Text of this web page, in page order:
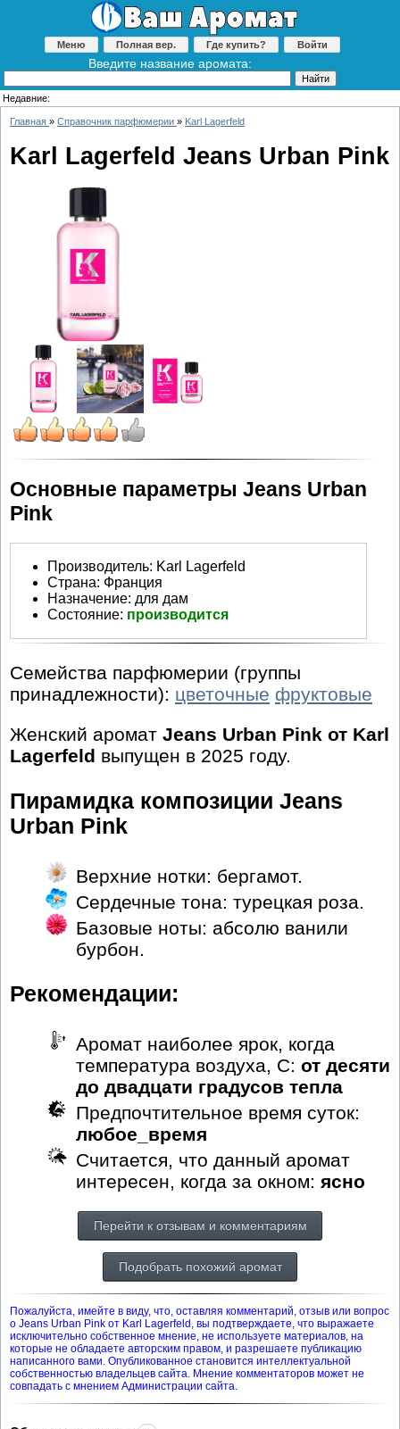
Меню Полная вер. Где купить? Войти
Введите название аромата:
Недавние:
Главная » Справочник парфюмерии » Karl Lagerfeld
Karl Lagerfeld Jeans Urban Pink
Основные параметры Jeans Urban
Pink
Производитель: Karl Lagerfeld
Страна: Франция
Назначение: для дам
Состояние: производится
Семейства парфюмерии (группы
принадлежности): цветочные фруктовые
Женский аромат Jeans Urban Pink от Karl
Lagerfeld выпущен в 2025 году.
Пирамидка композиции Jeans
Urban Pink
Верхние нотки: бергамот.
Сердечные тона: турецкая роза.
Базовые ноты: абсолю ванили
бурбон.
Рекомендации:
Аромат наиболее ярок, когда
температура воздуха, С: от десяти
до двадцати градусов тепла
Предпочтительное время суток:
любое_время
Считается, что данный аромат
интересен, когда за окном: ясно
Перейти к отзывам и комментариям
Подобрать похожий аромат
Пожалуйста, имейте в виду, что, оставляя комментарий, отзыв или вопрос
о Jeans Urban Pink от Karl Lagerfeld, вы подтверждаете, что выражаете
исключительно собственное мнение, не используете материалов, на
которые не обладаете авторским правом, и разрешаете публикацию
написанного вами. Опубликованное становится интеллектуальной
собственностью владельцев сайта. Мнение комментаторов может не
совпадать с мнением Администрации сайта.